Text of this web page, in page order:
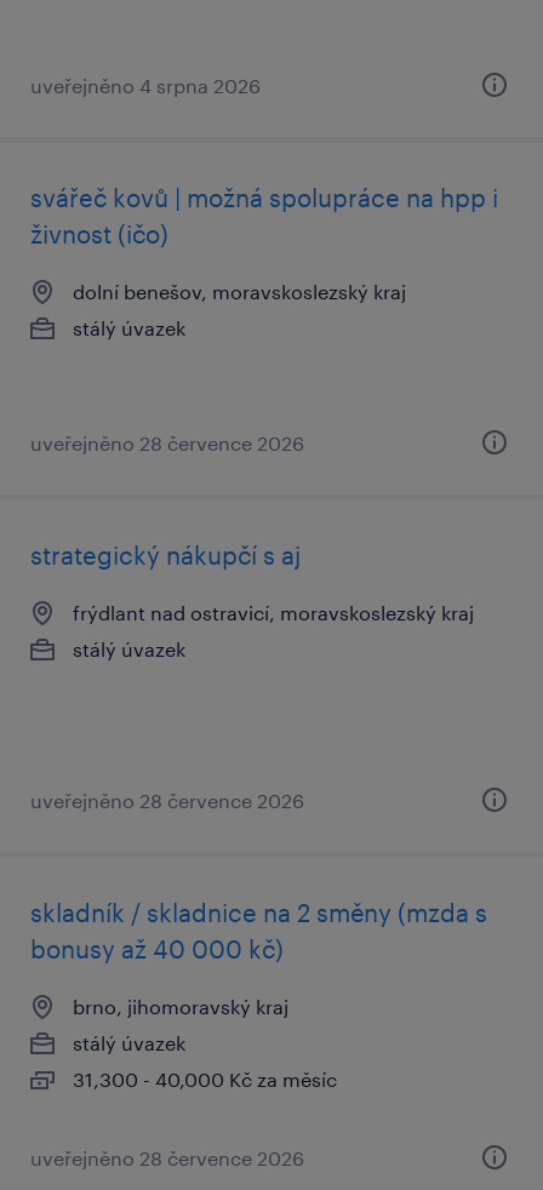
uveřejněno 4 srpna 2026
svářeč kovů | možná spolupráce na hpp i
živnost (ičo)
dolní benešov, moravskoslezský kraj
stálý úvazek
uveřejněno 28 července 2026
strategický nákupčí s aj
frýdlant nad ostravicí, moravskoslezský kraj
stálý úvazek
uveřejněno 28 července 2026
skladník / skladnice na 2 směny (mzda s
bonusy až 40 000 kč)
brno, jihomoravský kraj
stálý úvazek
31,300 - 40,000 Kč za měsíc
uveřejněno 28 července 2026